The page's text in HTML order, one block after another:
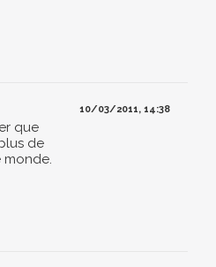
que
de
monde.
10/03/2011, 14:38